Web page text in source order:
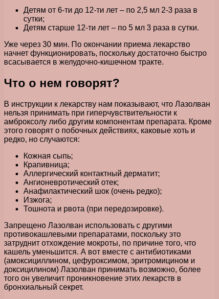
Детям от 6-ти до 12-ти лет – по 2,5 мл 2-3 раза в
сутки;
Детям старше 12-ти лет – по 5 мл 3 раза в сутки.
Уже через 30 мин. По окончании приема лекарство
начнет функционировать, поскольку достаточно быстро
всасывается в желудочно-кишечном тракте.
Что о нем говорят?
В инструкции к лекарству нам показывают, что Лазолван
нельзя принимать при гиперчувствительности к
амброксолу либо другим компонентам препарата. Кроме
этого говорят о побочных действиях, каковые хоть и
редко, но случаются:
Кожная сыпь;
Крапивница;
Аллергический контактный дерматит;
Ангионевротический отек;
Анафилактический шок (очень редко);
Изжога;
Тошнота и рвота (при передозировке).
Запрещено Лазолван использовать с другими
противокашлевыми препаратами, поскольку это
затруднит отхождение мокроты, по причине того, что
кашель уменьшится. А вот вместе с антибиотиками
(амоксициллином, цефуроксимом, эритромицином и
доксицилином) Лазолван принимать возможно, более
того он увеличит проникновение этих лекарств в
бронхиальный секрет.